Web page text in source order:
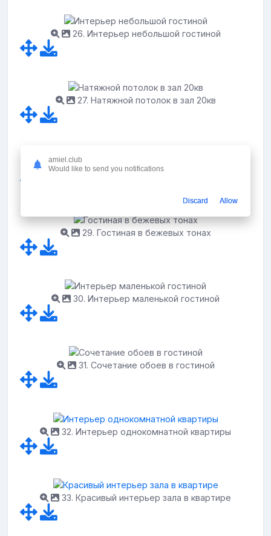
26. Интерьер небольшой гостиной
27. Натяжной потолок в зал 20кв
28. Интерьер гостиной 14м2
29. Гостиная в бежевых тонах
30. Интерьер маленькой гостиной
31. Сочетание обоев в гостиной
32. Интерьер однокомнатной квартиры
33. Красивый интерьер зала в квартире
amiel.club
Would like to send you notifications
Discard Allow